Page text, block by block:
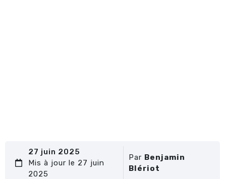
27 juin 2025
Mis à jour le 27 juin
2025
Par Benjamin
Blériot